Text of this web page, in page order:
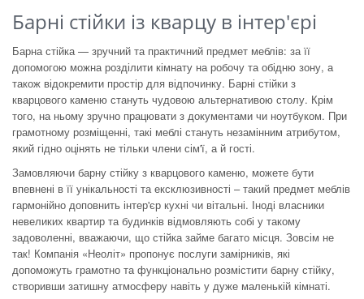
Барні стійки із кварцу в інтер'єрі
Барна стійка — зручний та практичний предмет меблів: за її
допомогою можна розділити кімнату на робочу та обідню зону, а
також відокремити простір для відпочинку. Барні стійки з
кварцового каменю стануть чудовою альтернативою столу. Крім
того, на ньому зручно працювати з документами чи ноутбуком. При
грамотному розміщенні, такі меблі стануть незамінним атрибутом,
який гідно оцінять не тільки члени сім'ї, а й гості.
Замовляючи барну стійку з кварцового каменю, можете бути
впевнені в її унікальності та ексклюзивності – такий предмет меблів
гармонійно доповнить інтер'єр кухні чи вітальні. Іноді власники
невеликих квартир та будинків відмовляють собі у такому
задоволенні, вважаючи, що стійка займе багато місця. Зовсім не
так! Компанія «Неоліт» пропонує послуги замірників, які
допоможуть грамотно та функціонально розмістити барну стійку,
створивши затишну атмосферу навіть у дуже маленькій кімнаті.